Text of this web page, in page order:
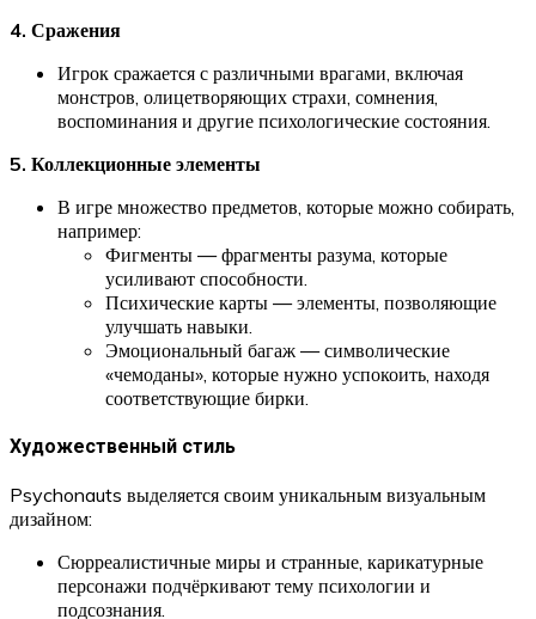
4. Сражения
Игрок сражается с различными врагами, включая
монстров, олицетворяющих страхи, сомнения,
воспоминания и другие психологические состояния.
5. Коллекционные элементы
В игре множество предметов, которые можно собирать,
например:
Фигменты — фрагменты разума, которые
усиливают способности.
Психические карты — элементы, позволяющие
улучшать навыки.
Эмоциональный багаж — символические
«чемоданы», которые нужно успокоить, находя
соответствующие бирки.
Художественный стиль
Psychonauts выделяется своим уникальным визуальным
дизайном:
Сюрреалистичные миры и странные, карикатурные
персонажи подчёркивают тему психологии и
подсознания.